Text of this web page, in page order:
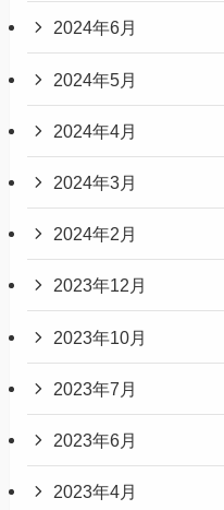
2024年6月
2024年5月
2024年4月
2024年3月
2024年2月
2023年12月
2023年10月
2023年7月
2023年6月
2023年4月